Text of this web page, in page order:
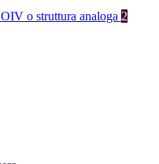
o struttura analoga 2